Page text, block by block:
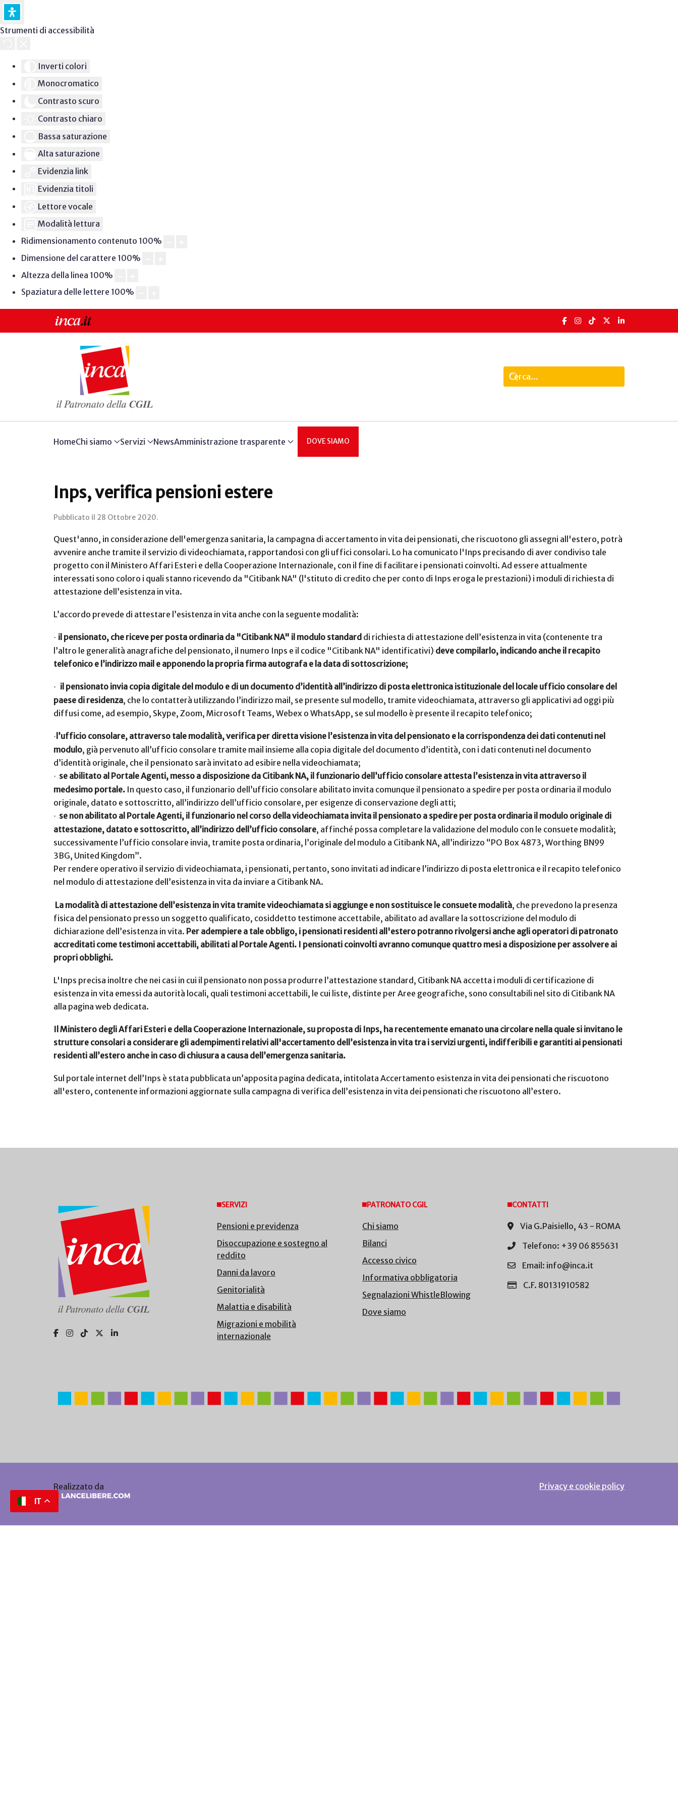
Strumenti di accessibilità
Inverti colori
Monocromatico
Contrasto scuro
Contrasto chiaro
Bassa saturazione
Alta saturazione
Evidenzia link
Evidenzia titoli
Lettore vocale
Modalità lettura
Ridimensionamento contenuto 100%
Dimensione del carattere 100%
Altezza della linea 100%
Spaziatura delle lettere 100%
HomeChi siamo Servizi NewsAmministrazione trasparente DOVE SIAMO
Inps, verifica pensioni estere
Pubblicato il 28 Ottobre 2020.
Quest'anno, in considerazione dell'emergenza sanitaria, la campagna di accertamento in vita dei pensionati, che riscuotono gli assegni all'estero, potrà
avvenire anche tramite il servizio di videochiamata, rapportandosi con gli uffici consolari. Lo ha comunicato l'Inps precisando di aver condiviso tale
progetto con il Ministero Affari Esteri e della Cooperazione Internazionale, con il fine di facilitare i pensionati coinvolti. Ad essere attualmente
interessati sono coloro i quali stanno ricevendo da "Citibank NA" (l'stituto di credito che per conto di Inps eroga le prestazioni) i moduli di richiesta di
attestazione dell’esistenza in vita.
L’accordo prevede di attestare l’esistenza in vita anche con la seguente modalità:
· il pensionato, che riceve per posta ordinaria da "Citibank NA" il modulo standard di richiesta di attestazione dell’esistenza in vita (contenente tra
l’altro le generalità anagrafiche del pensionato, il numero Inps e il codice "Citibank NA" identificativi) deve compilarlo, indicando anche il recapito
telefonico e l’indirizzo mail e apponendo la propria firma autografa e la data di sottoscrizione;
· il pensionato invia copia digitale del modulo e di un documento d’identità all’indirizzo di posta elettronica istituzionale del locale ufficio consolare del
paese di residenza, che lo contatterà utilizzando l’indirizzo mail, se presente sul modello, tramite videochiamata, attraverso gli applicativi ad oggi più
diffusi come, ad esempio, Skype, Zoom, Microsoft Teams, Webex o WhatsApp, se sul modello è presente il recapito telefonico;
· l’ufficio consolare, attraverso tale modalità, verifica per diretta visione l’esistenza in vita del pensionato e la corrispondenza dei dati contenuti nel
modulo, già pervenuto all’ufficio consolare tramite mail insieme alla copia digitale del documento d’identità, con i dati contenuti nel documento
d’identità originale, che il pensionato sarà invitato ad esibire nella videochiamata;
· se abilitato al Portale Agenti, messo a disposizione da Citibank NA, il funzionario dell’ufficio consolare attesta l’esistenza in vita attraverso il
medesimo portale. In questo caso, il funzionario dell’ufficio consolare abilitato invita comunque il pensionato a spedire per posta ordinaria il modulo
originale, datato e sottoscritto, all’indirizzo dell’ufficio consolare, per esigenze di conservazione degli atti;
· se non abilitato al Portale Agenti, il funzionario nel corso della videochiamata invita il pensionato a spedire per posta ordinaria il modulo originale di
attestazione, datato e sottoscritto, all’indirizzo dell’ufficio consolare, affinché possa completare la validazione del modulo con le consuete modalità;
successivamente l’ufficio consolare invia, tramite posta ordinaria, l’originale del modulo a Citibank NA, all’indirizzo “PO Box 4873, Worthing BN99
3BG, United Kingdom”.
Per rendere operativo il servizio di videochiamata, i pensionati, pertanto, sono invitati ad indicare l’indirizzo di posta elettronica e il recapito telefonico
nel modulo di attestazione dell’esistenza in vita da inviare a Citibank NA.
La modalità di attestazione dell’esistenza in vita tramite videochiamata si aggiunge e non sostituisce le consuete modalità, che prevedono la presenza
fisica del pensionato presso un soggetto qualificato, cosiddetto testimone accettabile, abilitato ad avallare la sottoscrizione del modulo di
dichiarazione dell’esistenza in vita. Per adempiere a tale obbligo, i pensionati residenti all'estero potranno rivolgersi anche agli operatori di patronato
accreditati come testimoni accettabili, abilitati al Portale Agenti. I pensionati coinvolti avranno comunque quattro mesi a disposizione per assolvere ai
propri obblighi.
L'Inps precisa inoltre che nei casi in cui il pensionato non possa produrre l’attestazione standard, Citibank NA accetta i moduli di certificazione di
esistenza in vita emessi da autorità locali, quali testimoni accettabili, le cui liste, distinte per Aree geografiche, sono consultabili nel sito di Citibank NA
alla pagina web dedicata.
Il Ministero degli Affari Esteri e della Cooperazione Internazionale, su proposta di Inps, ha recentemente emanato una circolare nella quale si invitano le
strutture consolari a considerare gli adempimenti relativi all'accertamento dell’esistenza in vita tra i servizi urgenti, indifferibili e garantiti ai pensionati
residenti all’estero anche in caso di chiusura a causa dell’emergenza sanitaria.
Sul portale internet dell’Inps è stata pubblicata un’apposita pagina dedicata, intitolata Accertamento esistenza in vita dei pensionati che riscuotono
all'estero, contenente informazioni aggiornate sulla campagna di verifica dell’esistenza in vita dei pensionati che riscuotono all’estero.
SERVIZI
Pensioni e previdenza
Disoccupazione e sostegno al
reddito
Danni da lavoro
Genitorialità
Malattia e disabilità
Migrazioni e mobilità
internazionale
PATRONATO CGIL
Chi siamo
Bilanci
Accesso civico
Informativa obbligatoria
Segnalazioni WhistleBlowing
Dove siamo
CONTATTI
Via G.Paisiello, 43 - ROMA
Telefono: +39 06 855631
Email: info@inca.it
C.F. 80131910582
Realizzato da Privacy e cookie policy
IT